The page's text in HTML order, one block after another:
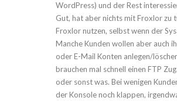
WordPress) und der Rest
Gut, hat aber nichts mit Froxlor zu
Froxlor nutzen, selbst wenn der
Manche Kunden wollen aber auch
oder E-Mail Konten anlegen/
brauchen mal schnell einen FTP
oder sonst was. Bei wenigen
der Konsole noch klappen,